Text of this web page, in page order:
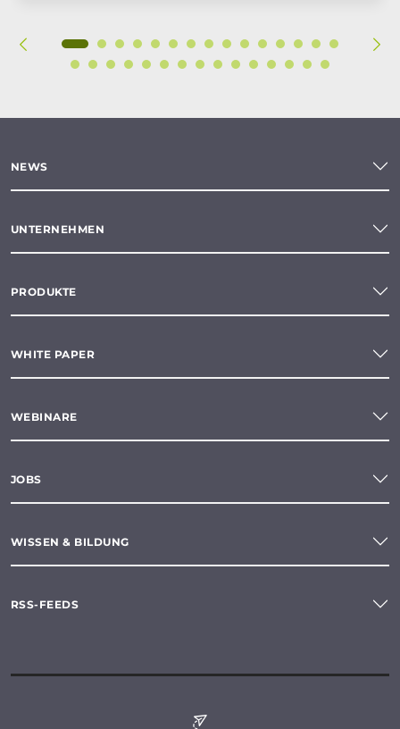
NEWS
UNTERNEHMEN
PRODUKTE
WHITE PAPER
WEBINARE
JOBS
WISSEN & BILDUNG
RSS-FEEDS